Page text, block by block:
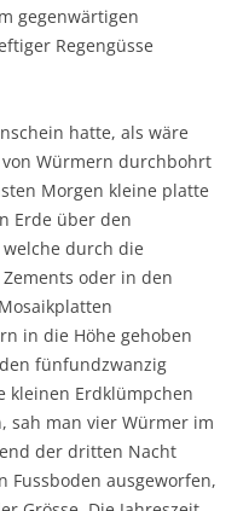
gegenwärtigen
Regengüsse
hatte, als wäre
Würmern durchbohrt
Morgen kleine platte
Erde über den
durch die
oder in den
in die Höhe gehoben
fünfundzwanzig
kleinen Erdklümpchen
sah man vier Würmer im
der dritten Nacht
Fussboden ausgeworfen,